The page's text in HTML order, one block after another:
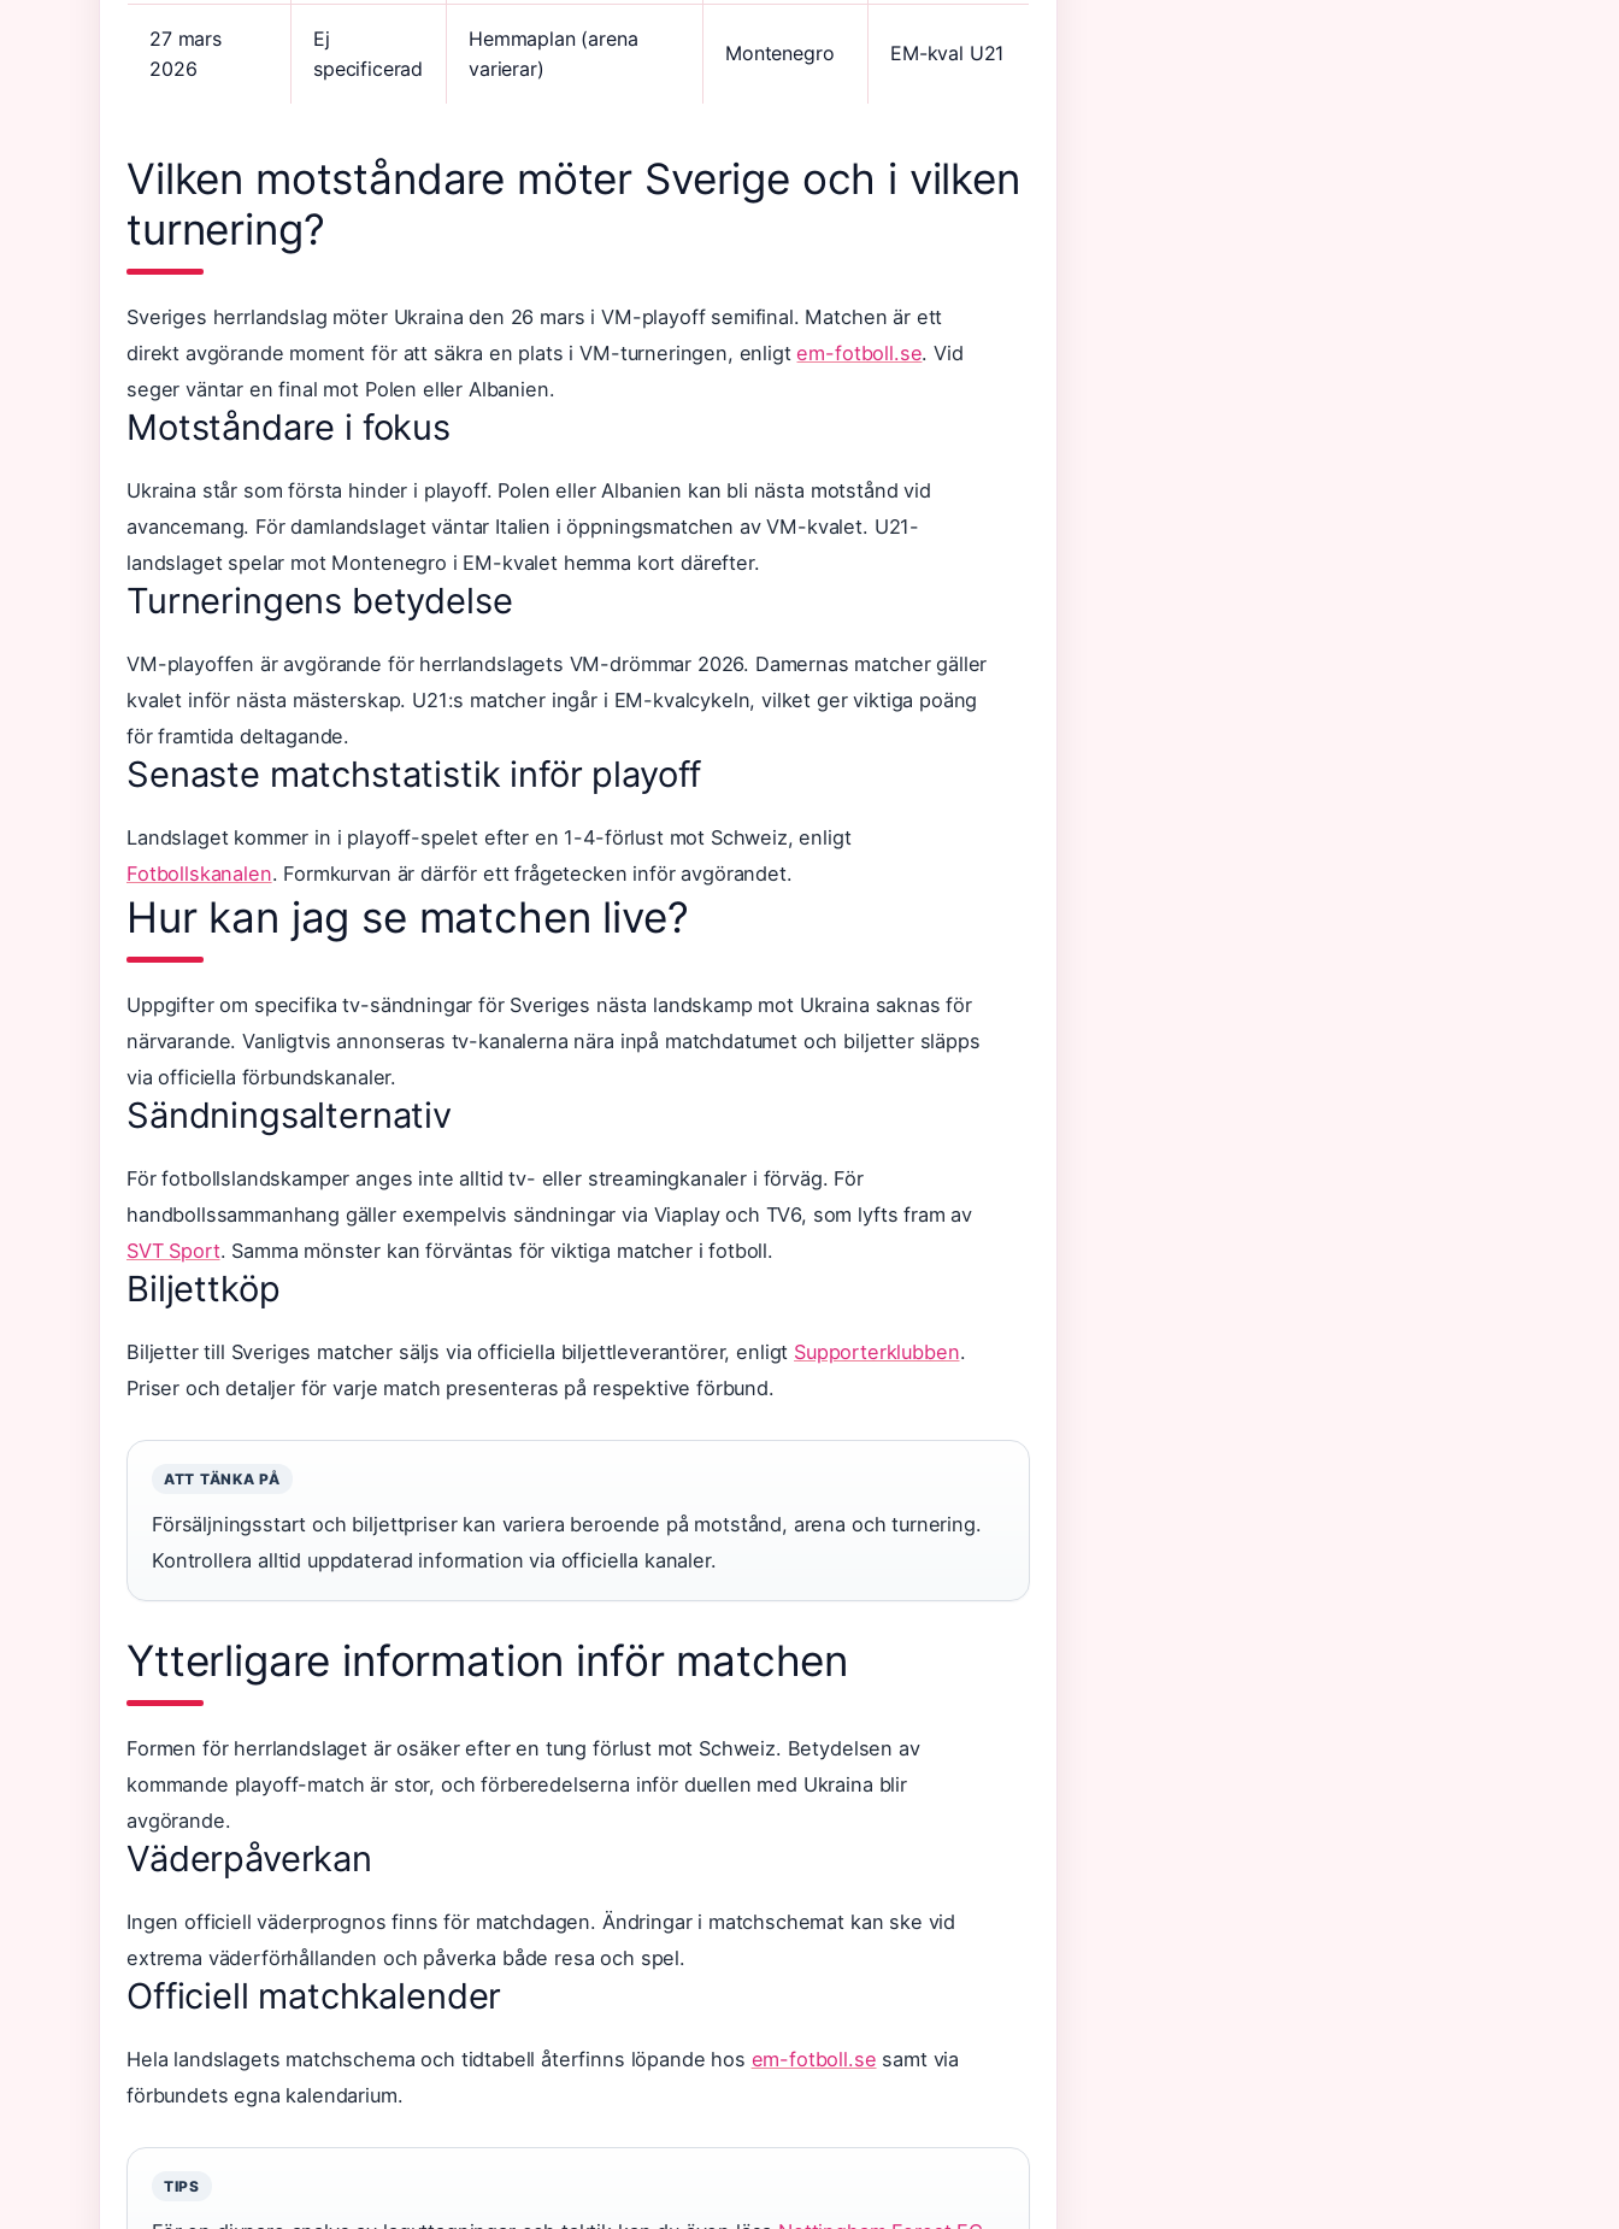
27 mars
2026
Ej
specificerad
Hemmaplan (arena
varierar)
Montenegro EM-kval U21
Vilken motståndare möter Sverige och i vilken
turnering?
Sveriges herrlandslag möter Ukraina den 26 mars i VM-playoff semifinal. Matchen är ett
direkt avgörande moment för att säkra en plats i VM-turneringen, enligtem-fotboll.se. Vid
seger väntar en final mot Polen eller Albanien.
Motståndare i fokus
Ukraina står som första hinder i playoff. Polen eller Albanien kan bli nästa motstånd vid
avancemang. För damlandslaget väntar Italien i öppningsmatchen av VM-kvalet. U21-
landslaget spelar mot Montenegro i EM-kvalet hemma kort därefter.
Turneringens betydelse
VM-playoffen är avgörande för herrlandslagets VM-drömmar 2026. Damernas matcher gäller
kvalet inför nästa mästerskap. U21:s matcher ingår i EM-kvalcykeln, vilket ger viktiga poäng
för framtida deltagande.
Senaste matchstatistik inför playoff
Landslaget kommer in i playoff-spelet efter en 1-4-förlust mot Schweiz, enligt
Fotbollskanalen. Formkurvan är därför ett frågetecken inför avgörandet.
Hur kan jag se matchen live?
Uppgifter om specifika tv-sändningar för Sveriges nästa landskamp mot Ukraina saknas för
närvarande. Vanligtvis annonseras tv-kanalerna nära inpå matchdatumet och biljetter släpps
via officiella förbundskanaler.
Sändningsalternativ
För fotbollslandskamper anges inte alltid tv- eller streamingkanaler i förväg. För
handbollssammanhang gäller exempelvis sändningar via Viaplay och TV6, som lyfts fram av
SVT Sport. Samma mönster kan förväntas för viktiga matcher i fotboll.
Biljettköp
Biljetter till Sveriges matcher säljs via officiella biljettleverantörer, enligt Supporterklubben.
Priser och detaljer för varje match presenteras på respektive förbund.
ATT TÄNKA PÅ
Försäljningsstart och biljettpriser kan variera beroende på motstånd, arena och turnering.
Kontrollera alltid uppdaterad information via officiella kanaler.
Ytterligare information inför matchen
Formen för herrlandslaget är osäker efter en tung förlust mot Schweiz. Betydelsen av
kommande playoff-match är stor, och förberedelserna inför duellen med Ukraina blir
avgörande.
Väderpåverkan
Ingen officiell väderprognos finns för matchdagen. Ändringar i matchschemat kan ske vid
extrema väderförhållanden och påverka både resa och spel.
Officiell matchkalender
Hela landslagets matchschema och tidtabell återfinns löpande hos em-fotboll.se samt via
förbundets egna kalendarium.
TIPS